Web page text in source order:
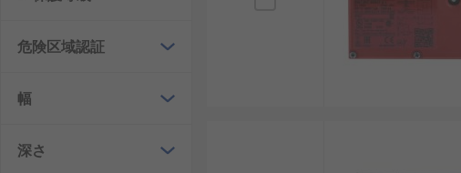
統に合わせて選びます。
ロック原理：通電時ロック、通電時解除、スプリングロ
べきか、解除すべきかをリスク評価で確認します。
安全定格：カテゴリ3、カテゴリ4、PL d、PL e、SIL 2
IP等級：IP65、IP67、IP68、IP69K、防じん仕様、洗浄
危険区域認証
幅
深さ